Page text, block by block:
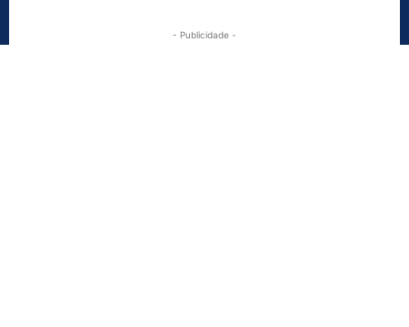
- Publicidade -